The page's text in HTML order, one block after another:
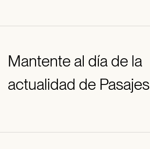
Mantente al día de la
actualidad de Pasajes